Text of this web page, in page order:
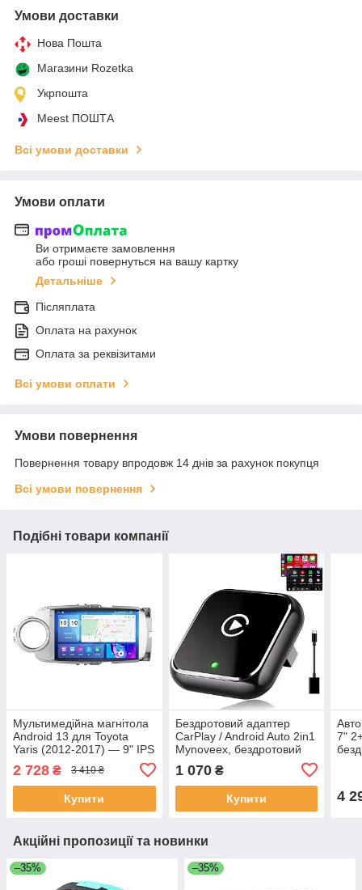
Умови доставки
Нова Пошта
Магазини Rozetka
Укрпошта
Meest ПОШТА
Всі умови доставки
Умови оплати
Ви отримаєте замовлення
або гроші повернуться на вашу картку
Детальніше
Післяплата
Оплата на рахунок
Оплата за реквізитами
Всі умови оплати
Умови повернення
Повернення товару впродовж 14 днів за рахунок покупця
Всі умови повернення
Подібні товари компанії
Мультимедійна магнітола
Android 13 для Toyota
Yaris (2012-2017) — 9" IPS
Екран, 2/64Gb, GPS, Wi-Fi,
Hi-Fi Sound (Уцінка)
2 728 ₴ 3 410 ₴
Купити
Бездротовий адаптер
CarPlay / Android Auto 2in1
Mynoveex, бездротовий
автомобіля Bluetooth 5.3 &
WiFi 6
1 070₴
Купити
7"
4
Акційні пропозиції та новинки
–35% –35%